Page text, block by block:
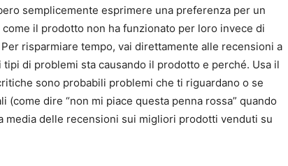
semplicemente esprimere una preferenza per un
il prodotto non ha funzionato per loro invece di
risparmiare tempo, vai direttamente alle recensioni a
di problemi sta causando il prodotto e perché. Usa il
sono probabili problemi che ti riguardano o se
dire “non mi piace questa penna rossa” quando
delle recensioni sui migliori prodotti venduti su